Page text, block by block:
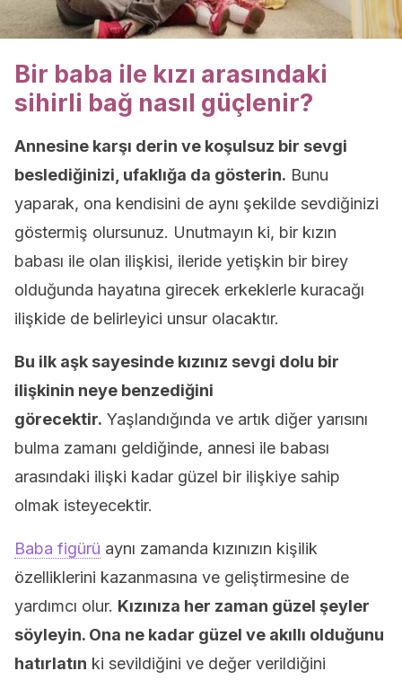
Bir baba ile kızı arasındaki
sihirli bağ nasıl güçlenir?
Annesine karşı derin ve koşulsuz bir sevgi
beslediğinizi, ufaklığa da gösterin. Bunu
yaparak, ona kendisini de aynı şekilde sevdiğinizi
göstermiş olursunuz. Unutmayın ki, bir kızın
babası ile olan ilişkisi, ileride yetişkin bir birey
olduğunda hayatına girecek erkeklerle kuracağı
ilişkide de belirleyici unsur olacaktır.
Bu ilk aşk sayesinde kızınız sevgi dolu bir
ilişkinin neye benzediğini
görecektir. Yaşlandığında ve artık diğer yarısını
bulma zamanı geldiğinde, annesi ile babası
arasındaki ilişki kadar güzel bir ilişkiye sahip
olmak isteyecektir.
Baba figürü aynı zamanda kızınızın kişilik
özelliklerini kazanmasına ve geliştirmesine de
yardımcı olur. Kızınıza her zaman güzel şeyler
söyleyin. Ona ne kadar güzel ve akıllı olduğunu
hatırlatın ki sevildiğini ve değer verildiğini